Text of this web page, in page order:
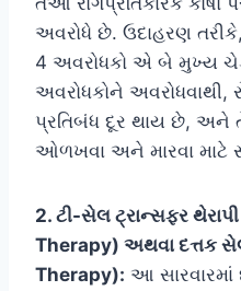
અવરોધે છે. ઉદાહરણ
4 અવરોધકો એ બે મુખ્ય
અવરોધકોને અવરોધવાથી,
પ્રતિબંધ દૂર થાય છે, અને
ઓળખવા અને મારવા માટે
2. ટી-સેલ ટ્રાન્સફર
Therapy) અથવા દત્તક
Therapy): આ સારવારમાં